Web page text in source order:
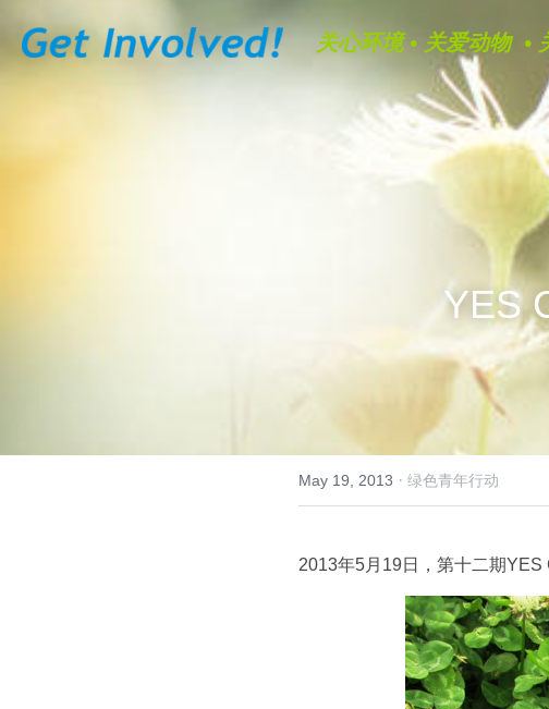
关心环境 • 关爱动物  •
YES
May 19, 2013 · 绿色青年行动
2013年5月19日，第十二期YES